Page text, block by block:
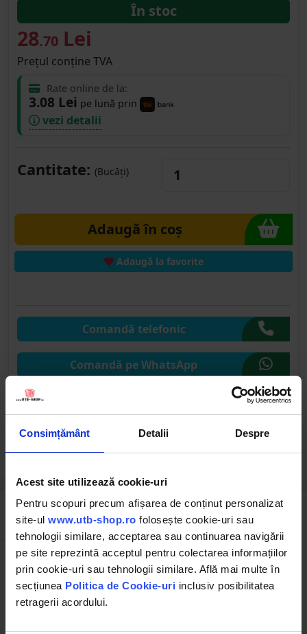
Consimțământ Detalii Despre
Acest site utilizează cookie-uri
Pentru scopuri precum afișarea de conținut personalizat
site-ul www.utb-shop.ro folosește cookie-uri sau
tehnologii similare, acceptarea sau continuarea navigării
pe site reprezintă acceptul pentru colectarea informațiilor
prin cookie-uri sau tehnologii similare. Află mai multe în
secțiunea Politica de Cookie-uri inclusiv posibilitatea
retragerii acordului.
În stoc
28.70 Lei
Prețul conține TVA
Rate online de la:
3.08 Lei pe lună prin
vezi detalii
Cantitate: (Bucăți)
Adaugă în coș
Adaugă la favorite
Comandă telefonic
Comandă pe WhatsApp
Solicită publicare SEAP
Cumpărate frecvent împreună